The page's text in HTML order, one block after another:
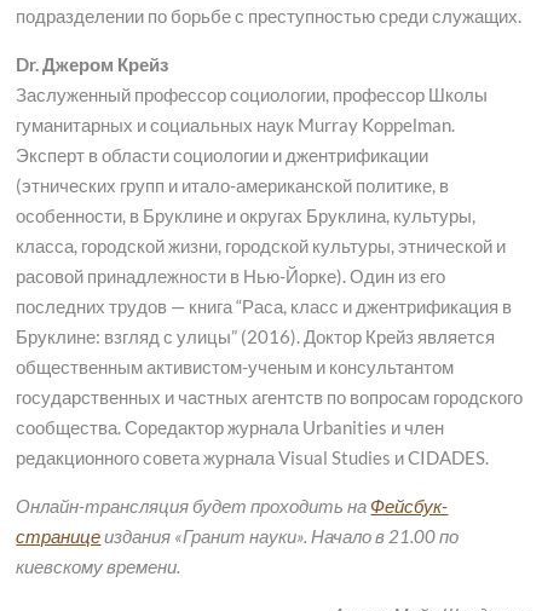
подразделении по борьбе с преступностью среди служащих.
Dr. Джером Крейз
Заслуженный профессор социологии, профессор Школы
гуманитарных и социальных наук Murray Koppelman.
Эксперт в области социологии и джентрификации
(этнических групп и итало-американской политике, в
особенности, в Бруклине и округах Бруклина, культуры,
класса, городской жизни, городской культуры, этнической и
расовой принадлежности в Нью-Йорке). Один из его
последних трудов — книга “Раса, класс и джентрификация в
Бруклине: взгляд с улицы” (2016). Доктор Крейз является
общественным активистом-ученым и консультантом
государственных и частных агентств по вопросам городского
сообщества. Соредактор журнала Urbanities и член
редакционного совета журнала Visual Studies и CIDADES.
Онлайн-трансляция будет проходить на Фейсбук-
страницеиздания «Гранит науки». Начало в 21.00 по
киевскому времени.